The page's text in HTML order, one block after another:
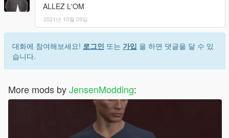
ALLEZ L'OM
2021년 10월 09일
대화에 참여해보세요! 로그인 또는 가입 을 하면 댓글을 달 수 있
습니다.
More mods byJensenModding: